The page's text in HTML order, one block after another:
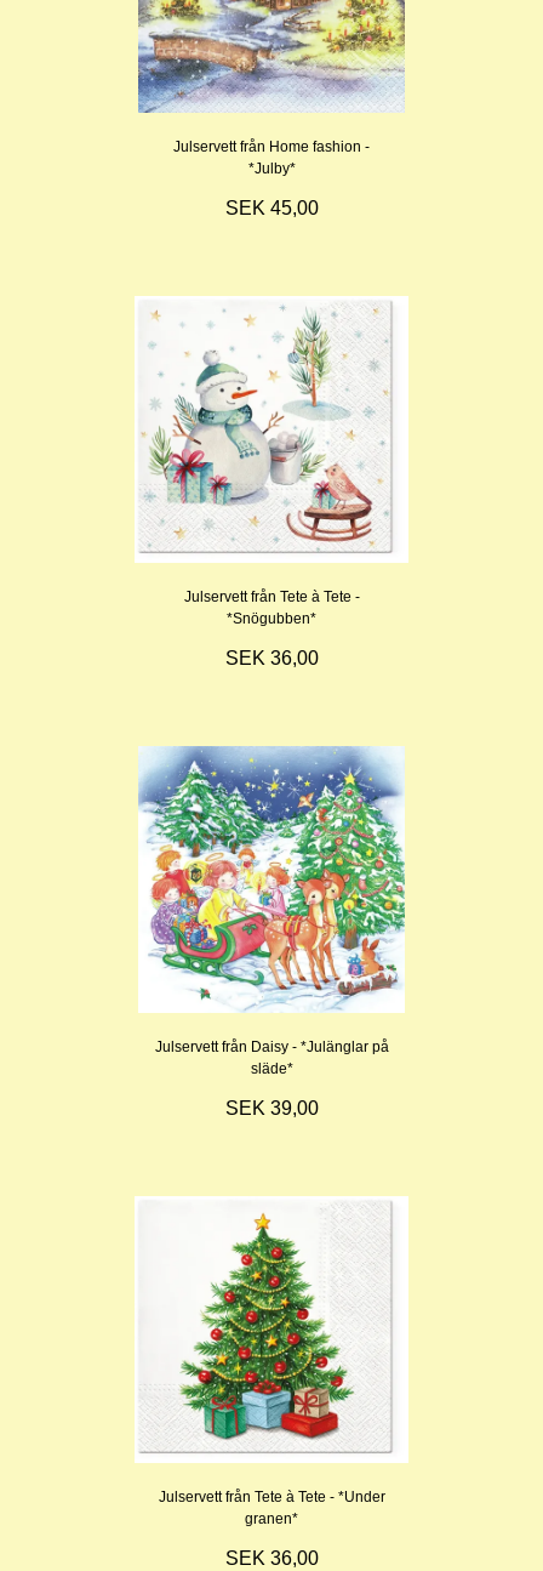
Julservett från Home fashion -
*Julby*
SEK 45,00
Julservett från Tete à Tete -
*Snögubben*
SEK 36,00
Julservett från Daisy - *Julänglar på
släde*
SEK 39,00
Julservett från Tete à Tete - *Under
granen*
SEK 36,00